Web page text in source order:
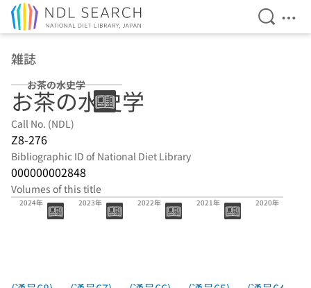
Open
雑誌
お茶の水史学
お茶の水史学
Call No. (NDL)
Z8-276
Bibliographic ID of National Diet Library
000000002848
Volumes of this title
(通号68)
2024年
(通号67)
2023年
2022年
2021年
2020年